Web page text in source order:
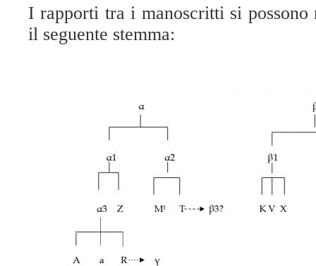
I rapporti tra i manoscritti si possono
il seguente stemma: